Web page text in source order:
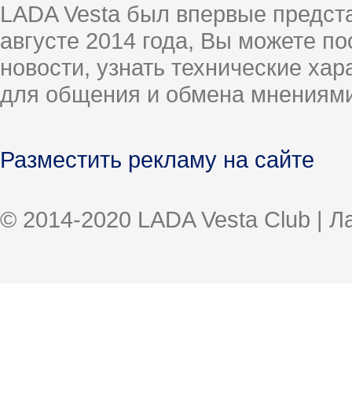
LADA Vesta был впервые
августе 2014 года, Вы можете
новости, узнать технические
для общения и обмена
Разместить рекламу на сайте
© 2014-2020 LADA Vesta Club |